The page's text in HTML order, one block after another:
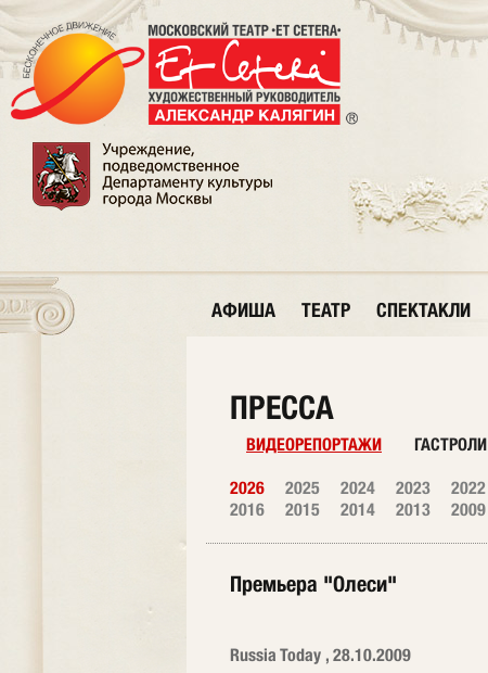
АФИША ТЕАТР СПЕКТАКЛИ
ПРЕССА
ВИДЕОРЕПОРТАЖИ ГАСТРОЛИ
2026 2025 2024 2023 2022
2016
2015 2014 2013 2009
Премьера "Олеси"
Russia Today , 28.10.2009